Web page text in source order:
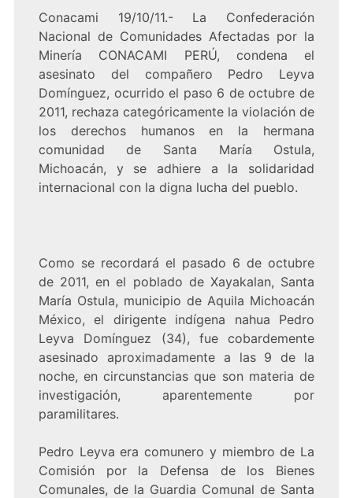
Conacami 19/10/11.- La Confederación
Nacional de Comunidades Afectadas por la
Minería CONACAMI PERÚ, condena el
asesinato del compañero Pedro Leyva
Domínguez, ocurrido el paso 6 de octubre de
2011, rechaza categóricamente la violación de
los derechos humanos en la hermana
comunidad de Santa María Ostula,
Michoacán, y se adhiere a la solidaridad
internacional con la digna lucha del pueblo.
Como se recordará el pasado 6 de octubre
de 2011, en el poblado de Xayakalan, Santa
María Ostula, municipio de Aquila Michoacán
México, el dirigente indígena nahua Pedro
Leyva Domínguez (34), fue cobardemente
asesinado aproximadamente a las 9 de la
noche, en circunstancias que son materia de
investigación, aparentemente por
paramilitares.
Pedro Leyva era comunero y miembro de La
Comisión por la Defensa de los Bienes
Comunales, de la Guardia Comunal de Santa